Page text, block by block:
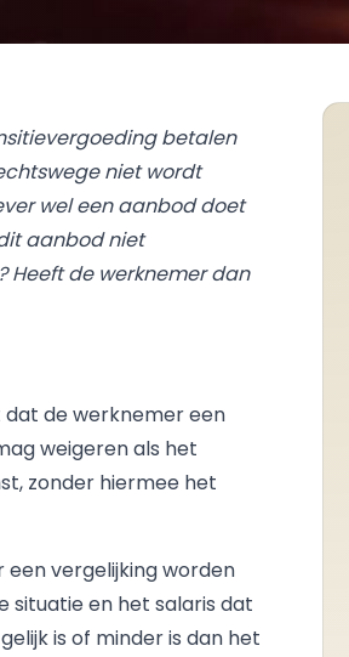
betalen
niet wordt
wel een aanbod doet
aanbod niet
Heeft de werknemer dan
de werknemer een
weigeren als het
zonder hiermee het
een vergelijking worden
situatie en het salaris dat
is of minder is dan het